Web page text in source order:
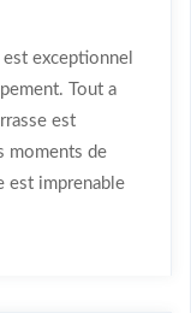
exceptionnel
Tout a
est
moments de
est imprenable